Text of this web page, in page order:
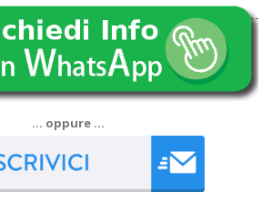
… oppure …